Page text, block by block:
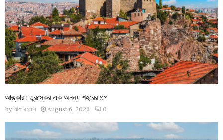
আঙ্কারা: তুরস্কের এক অনন্য শহরের গল্প
by আশা রহমান August 6, 2026 0